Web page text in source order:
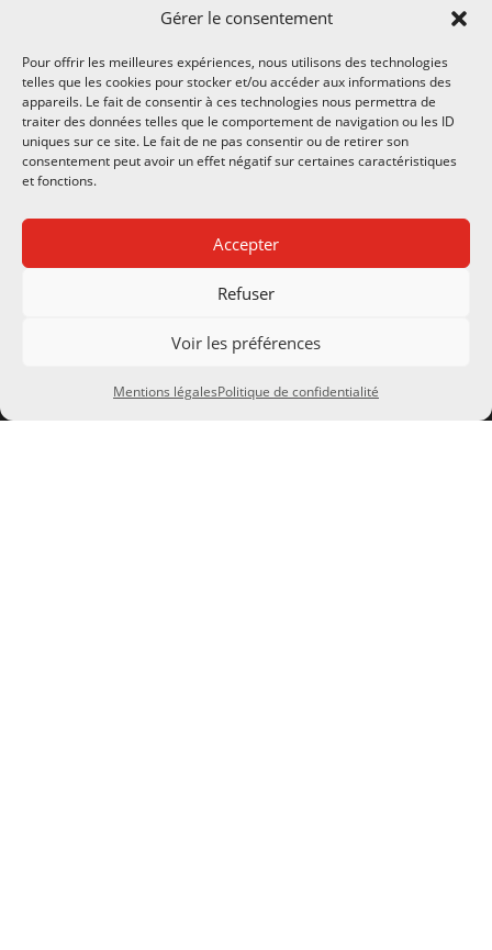
Gérer le consentement
Pour offrir les meilleures expériences, nous utilisons des technologies
telles que les cookies pour stocker et/ou accéder aux informations des
appareils. Le fait de consentir à ces technologies nous permettra de
traiter des données telles que le comportement de navigation ou les ID
uniques sur ce site. Le fait de ne pas consentir ou de retirer son
consentement peut avoir un effet négatif sur certaines caractéristiques
et fonctions.
Accepter
Refuser
Voir les préférences
Mentions légalesPolitique de confidentialité
CONTACTS
Notre société
24290 Montignac Lascaux